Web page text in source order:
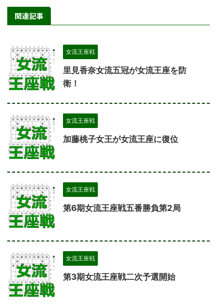
関連記事
女流王座戦
里見香奈女流五冠が女流王座を防
衛！
女流王座戦
加藤桃子女王が女流王座に復位
女流王座戦
第6期女流王座戦五番勝負第2局
女流王座戦
第3期女流王座戦二次予選開始